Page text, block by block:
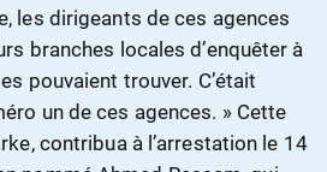
les dirigeants de ces agences
branches locales d’enquêter à
pouvaient trouver. C’était
un de ces agences. » Cette
contribua à l’arrestation le 14